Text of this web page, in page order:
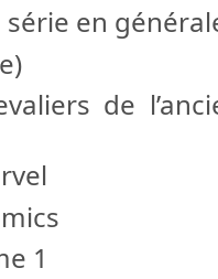
série en
de
1